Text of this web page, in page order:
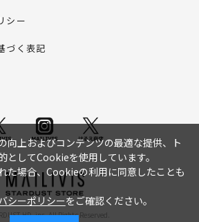
シー
づく表記
HD. inc. All Rights Reserved.
向上およびコンテンツの最適な提供、ト
としてCookieを使用しています。
た場合、Cookieの利用に同意したことも
シーポリシーをご確認ください。